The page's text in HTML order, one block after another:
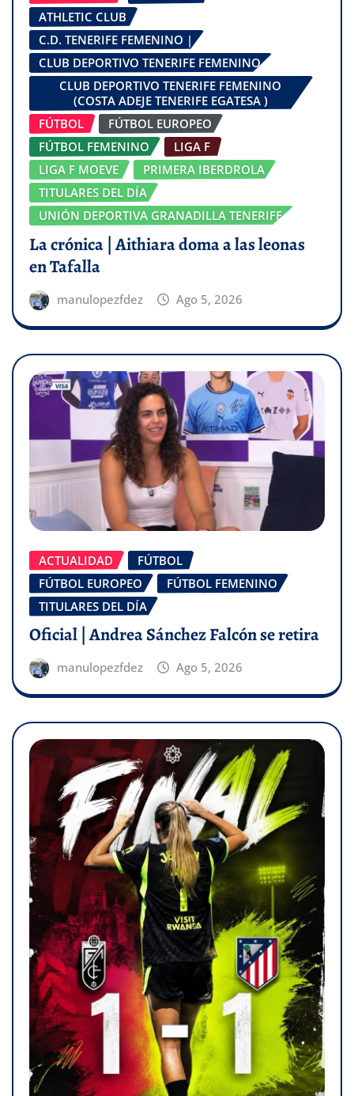
ATHLETIC CLUB
C.D. TENERIFE FEMENINO |
CLUB DEPORTIVO TENERIFE FEMENINO
CLUB DEPORTIVO TENERIFE FEMENINO
(COSTA ADEJE TENERIFE EGATESA )
FÚTBOL
FÚTBOL EUROPEO
FÚTBOL FEMENINO
LIGA F
LIGA F MOEVE
PRIMERA IBERDROLA
TITULARES DEL DÍA
UNIÓN DEPORTIVA GRANADILLA TENERIFE
La crónica | Aithiara doma a las leonas
en Tafalla
manulopezfdez Ago 5, 2026
ACTUALIDAD
FÚTBOL
FÚTBOL EUROPEO
FÚTBOL FEMENINO
TITULARES DEL DÍA
Oficial | Andrea Sánchez Falcón se retira
manulopezfdez Ago 5, 2026